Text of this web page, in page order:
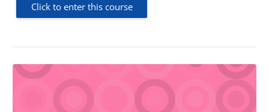
Click to enter this course